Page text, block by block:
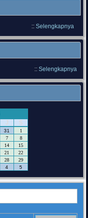
:: Selengkapnya
:: Selengkapnya
J S
31
1
7
8
14
15
21
22
28
29
4 5